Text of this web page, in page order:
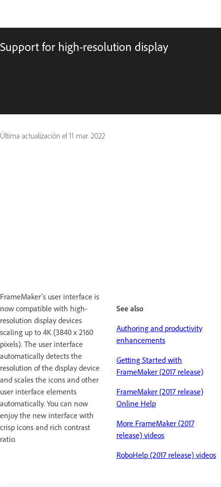
Support for high-resolution display
Última actualización el 11 mar. 2022
FrameMaker’s user interface is
now compatible with high-
resolution display devices
scaling up to 4K (3840 x 2160
pixels). The user interface
automatically detects the
resolution of the display device
and scales the icons and other
user interface elements
automatically. You can now
enjoy the new interface with
crisp icons and rich contrast
ratio.
See also
Authoring and productivity
enhancements
Getting Started with
FrameMaker (2017 release)
FrameMaker (2017 release)
Online Help
More FrameMaker (2017
release) videos
RoboHelp (2017 release) videos